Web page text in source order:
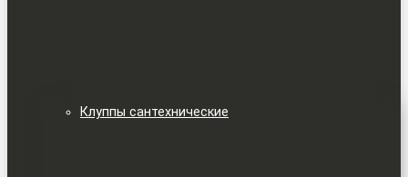
Клуппы сантехнические